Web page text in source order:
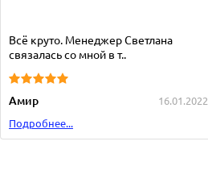
Всё круто. Менеджер Светлана
связалась со мной в т..
Амир
16.01.2022
Подробнее...